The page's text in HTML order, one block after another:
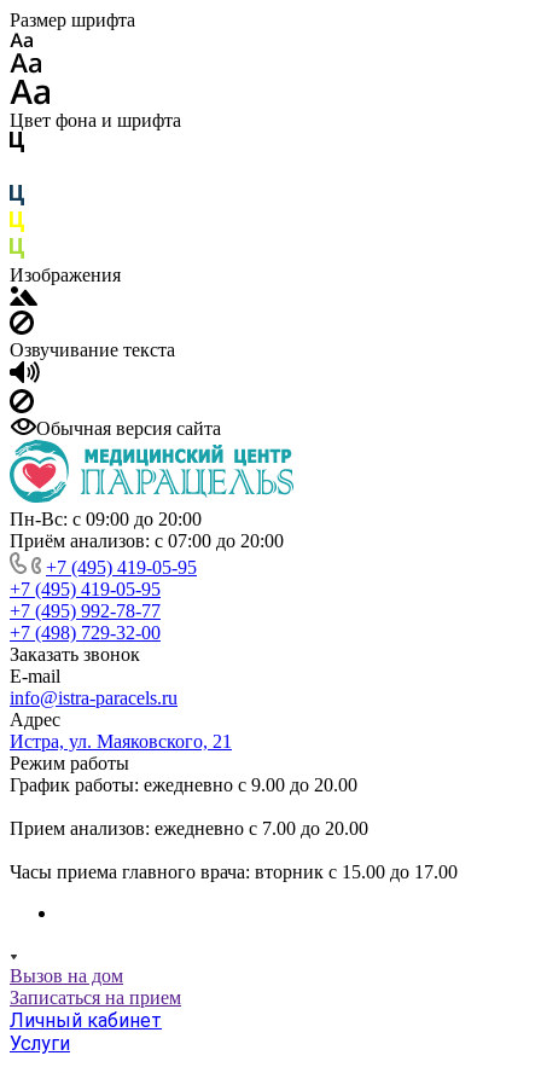
Размер шрифта
Цвет фона и шрифта
Изображения
Озвучивание текста
Обычная версия сайта
Пн-Вс: с 09:00 до 20:00
Приём анализов: с 07:00 до 20:00
+7 (495) 419-05-95
+7 (495) 419-05-95
+7 (495) 992-78-77
+7 (498) 729-32-00
Заказать звонок
E-mail
info@istra-paracels.ru
Адрес
Истра, ул. Маяковского, 21
Режим работы
График работы: ежедневно с 9.00 до 20.00
Прием анализов: ежедневно с 7.00 до 20.00
Часы приема главного врача: вторник с 15.00 до 17.00
Вызов на дом
Записаться на прием
Личный кабинет
Услуги